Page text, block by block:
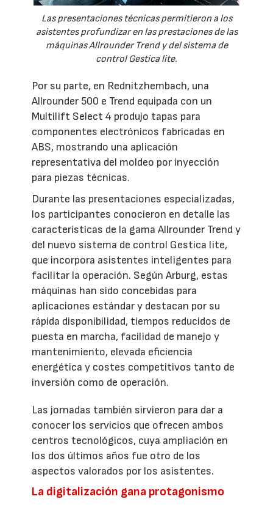
Las presentaciones técnicas permitieron a los
asistentes profundizar en las prestaciones de las
máquinas Allrounder Trend y del sistema de
control Gestica lite.
Por su parte, en Rednitzhembach, una
Allrounder 500 e Trend equipada con un
Multilift Select 4 produjo tapas para
componentes electrónicos fabricadas en
ABS, mostrando una aplicación
representativa del moldeo por inyección
para piezas técnicas.
Durante las presentaciones especializadas,
los participantes conocieron en detalle las
características de la gama Allrounder Trend y
del nuevo sistema de control Gestica lite,
que incorpora asistentes inteligentes para
facilitar la operación. Según Arburg, estas
máquinas han sido concebidas para
aplicaciones estándar y destacan por su
rápida disponibilidad, tiempos reducidos de
puesta en marcha, facilidad de manejo y
mantenimiento, elevada eficiencia
energética y costes competitivos tanto de
inversión como de operación.
Las jornadas también sirvieron para dar a
conocer los servicios que ofrecen ambos
centros tecnológicos, cuya ampliación en
los dos últimos años fue otro de los
aspectos valorados por los asistentes.
La digitalización gana protagonismo